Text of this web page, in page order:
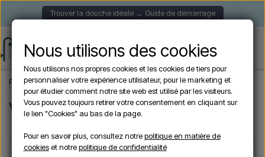
Trouver la douche idéale → Guide de démarrage
Page d'accueil Marques VRH
VRH
Filters
Nous utilisons des cookies
Nous utilisons nos propres cookies et les cookies de tiers pour
personnaliser votre expérience utilisateur, pour le marketing et
pour étudier comment notre site web est utilisé par les visiteurs.
Vous pouvez toujours retirer votre consentement en cliquant sur
le lien "Cookies" au bas de la page.
Pour en savoir plus, consultez notrepolitique en matière de
cookieset notrepolitique de confidentialité